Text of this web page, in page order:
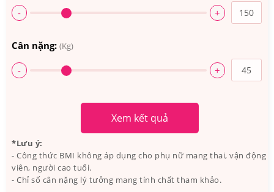
- +
Cân nặng: (Kg)
- +
Xem kết quả
*Lưu ý:
- Công thức BMI không áp dụng cho phụ nữ mang thai, vận động
viên, người cao tuổi.
- Chỉ số cân nặng lý tưởng mang tính chất tham khảo.